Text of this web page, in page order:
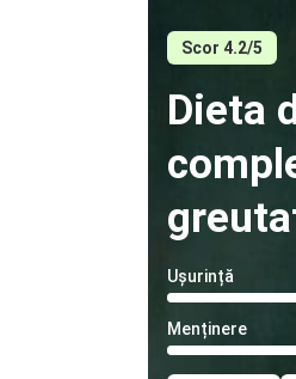
Scor 4.2/5
Dieta
Ușurință
Menținere